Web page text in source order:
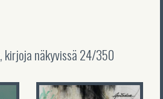
, kirjoja näkyvissä24/350